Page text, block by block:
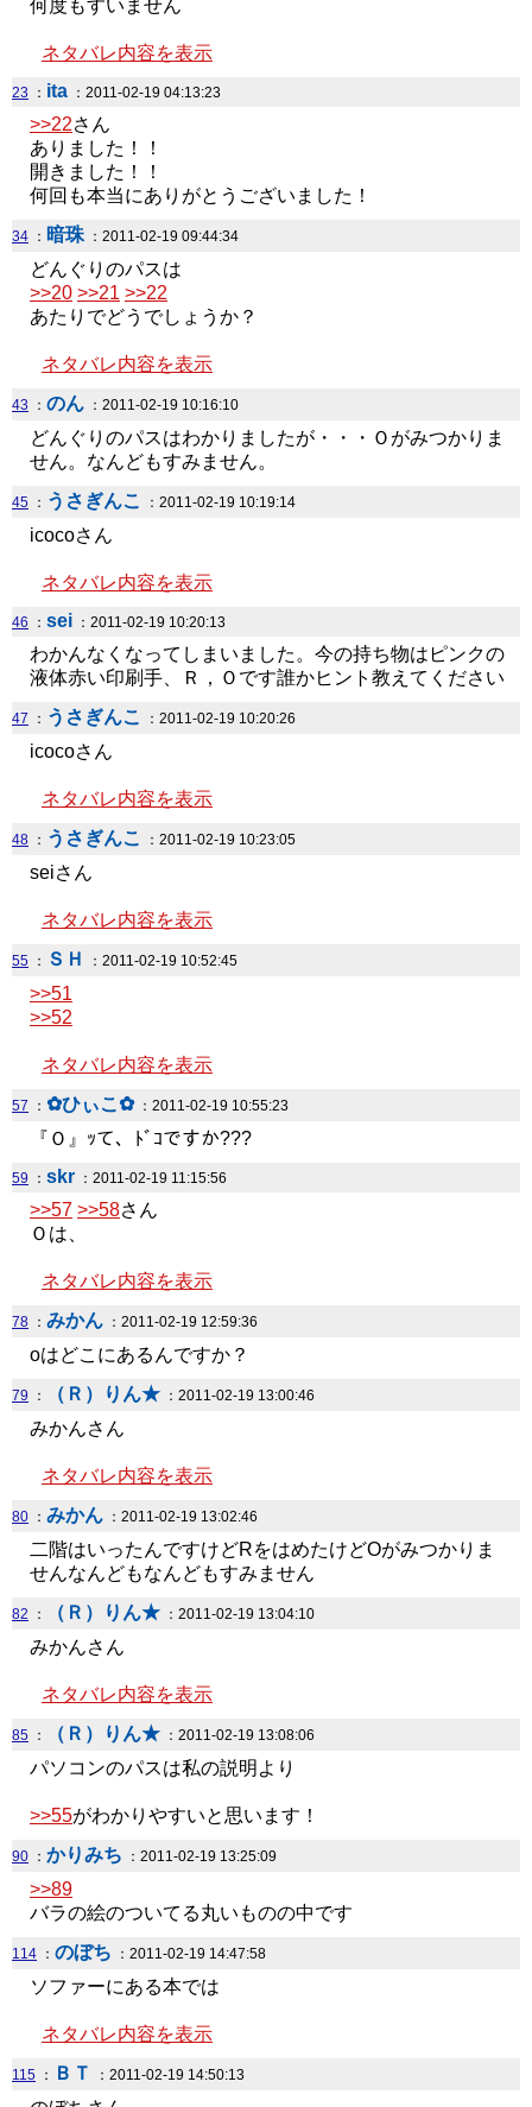
何度もすいません
ネタバレ内容を表示
23 ： ita ：2011-02-19 04:13:23
>>22さん
ありました！！
開きました！！
何回も本当にありがとうございました！
34 ： 暗珠：2011-02-19 09:44:34
どんぐりのパスは
>>20 >>21 >>22
あたりでどうでしょうか？
ネタバレ内容を表示
43 ： のん ：2011-02-19 10:16:10
どんぐりのパスはわかりましたが・・・Ｏがみつかりま
せん。なんどもすみません。
45 ： うさぎんこ ：2011-02-19 10:19:14
icocoさん
ネタバレ内容を表示
46 ： sei ：2011-02-19 10:20:13
わかんなくなってしまいました。今の持ち物はピンクの
液体赤い印刷手、Ｒ，Ｏです誰かヒント教えてください
47 ： うさぎんこ ：2011-02-19 10:20:26
icocoさん
ネタバレ内容を表示
48 ： うさぎんこ ：2011-02-19 10:23:05
seiさん
ネタバレ内容を表示
55 ： ＳＨ ：2011-02-19 10:52:45
>>51
>>52
ネタバレ内容を表示
57 ： ✿ひぃこ✿：2011-02-19 10:55:23
『Ｏ』ｯて、ﾄﾞｺですか???
59 ： skr ：2011-02-19 11:15:56
>>57 >>58さん
Ｏは、
ネタバレ内容を表示
78 ： みかん ：2011-02-19 12:59:36
oはどこにあるんですか？
79 ： （Ｒ）りん★ ：2011-02-19 13:00:46
みかんさん
ネタバレ内容を表示
80 ： みかん ：2011-02-19 13:02:46
二階はいったんですけどRをはめたけどOがみつかりま
せんなんどもなんどもすみません
82 ： （Ｒ）りん★ ：2011-02-19 13:04:10
みかんさん
ネタバレ内容を表示
85 ： （Ｒ）りん★ ：2011-02-19 13:08:06
パソコンのパスは私の説明より
>>55がわかりやすいと思います！
90 ： かりみち ：2011-02-19 13:25:09
>>89
バラの絵のついてる丸いものの中です
114 ： のぼち ：2011-02-19 14:47:58
ソファーにある本では
ネタバレ内容を表示
115 ： ＢＴ ：2011-02-19 14:50:13